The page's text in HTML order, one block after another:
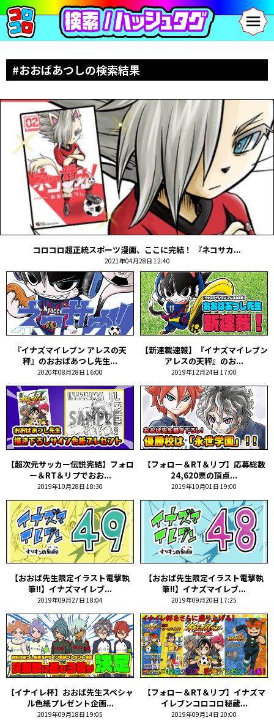
#おおばあつしの検索結果
コロコロ超正統スポーツ漫画、ここに完結！ 『ネコサカ...
2021年04月28日 12:40
『イナズマイレブン アレスの天
秤』のおおばあつし先生...
2020年08月28日 16:00
【新連載速報】『イナズマイレブン
アレスの天秤』のお...
2019年12月24日 17:00
【超次元サッカー伝説完結】フォロ
ー＆RT＆リプでおお...
2019年10月28日 18:30
【フォロー＆RT＆リプ】応募総数
24,620票の頂点...
2019年10月01日 19:00
【おおば先生限定イラスト電撃執
筆!!】イナズマイレブ...
2019年09月27日 18:04
【おおば先生限定イラスト電撃執
筆!!】イナズマイレブ...
2019年09月20日 17:25
【イナイレ杯】おおば先生スペシャ
ル色紙プレゼント企画...
2019年09月18日 19:05
【フォロー＆RT＆リプ】イナズマ
イレブンコロコロ秘蔵...
2019年09月14日 20:00